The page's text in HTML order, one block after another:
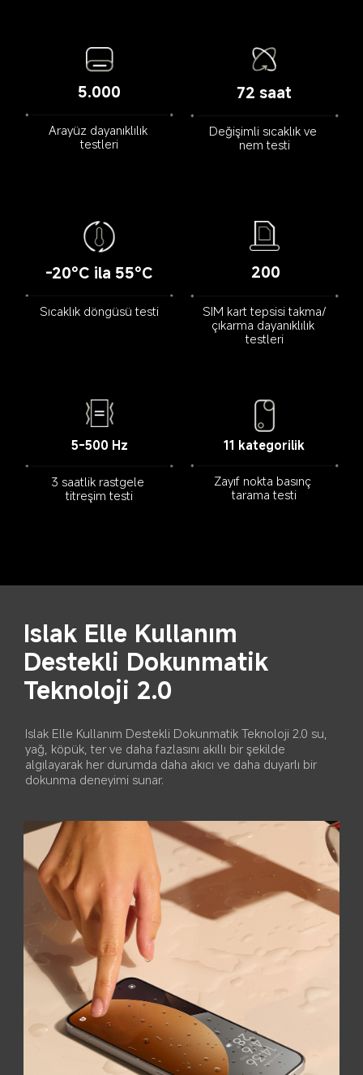
5.000
Arayüz dayanıklılık
testleri
72 saat
Değişimli sıcaklık ve
nem testi
-20°C ila 55°C
Sıcaklık döngüsü testi
200
SIM kart tepsisi takma/
çıkarma dayanıklılık
testleri
5-500 Hz
3 saatlik rastgele
titreşim testi
11 kategorilik
Zayıf nokta basınç
tarama testi
Tek dokunuşla
hoparlördeki suyu ve
tozu giderme
Yüksek frekanslı titreşim, hoparlör ve bağlantı
noktalarındaki kalan suyu dışarı atarak orijinal ses
kalitesini geri kazanmayı sağlar.